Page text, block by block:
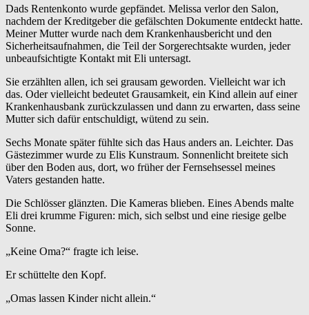
Dads Rentenkonto wurde gepfändet. Melissa verlor den Salon,
nachdem der Kreditgeber die gefälschten Dokumente entdeckt hatte.
Meiner Mutter wurde nach dem Krankenhausbericht und den
Sicherheitsaufnahmen, die Teil der Sorgerechtsakte wurden, jeder
unbeaufsichtigte Kontakt mit Eli untersagt.
Sie erzählten allen, ich sei grausam geworden. Vielleicht war ich
das. Oder vielleicht bedeutet Grausamkeit, ein Kind allein auf einer
Krankenhausbank zurückzulassen und dann zu erwarten, dass seine
Mutter sich dafür entschuldigt, wütend zu sein.
Sechs Monate später fühlte sich das Haus anders an. Leichter. Das
Gästezimmer wurde zu Elis Kunstraum. Sonnenlicht breitete sich
über den Boden aus, dort, wo früher der Fernsehsessel meines
Vaters gestanden hatte.
Die Schlösser glänzten. Die Kameras blieben. Eines Abends malte
Eli drei krumme Figuren: mich, sich selbst und eine riesige gelbe
Sonne.
„Keine Oma?“ fragte ich leise.
Er schüttelte den Kopf.
„Omas lassen Kinder nicht allein.“